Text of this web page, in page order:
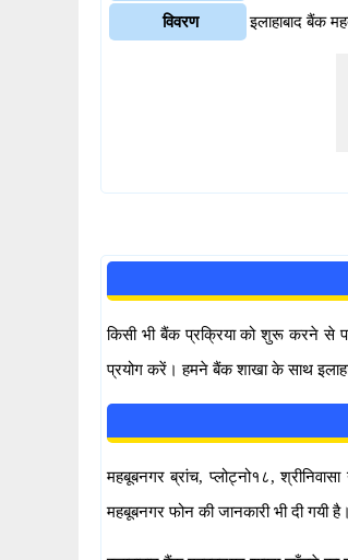
विवरण इलाहाबाद बैंक
किसी भी बैंक प्रक्रिया को शुरू करने से
प्रयोग करें। हमने बैंक शाखा के साथ
महबूबनगर ब्रांच, प्लोट्नो१८,
महबूबनगर फोन की जानकारी भी दी